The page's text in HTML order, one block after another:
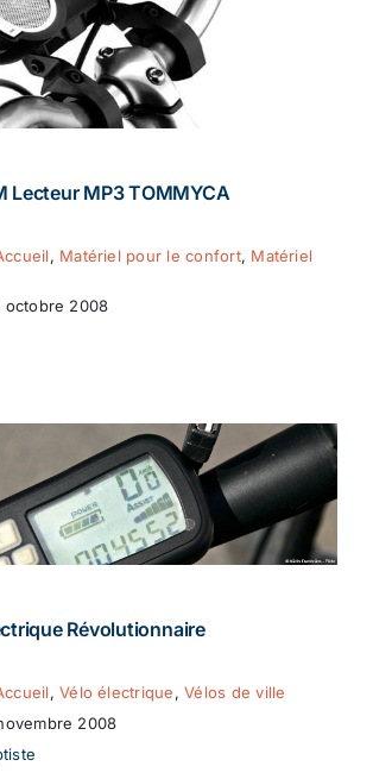
Lecteur MP3 TOMMYCA
, Matériel pour le confort, Matériel
octobre 2008
Révolutionnaire
,Vélo électrique,Vélos de ville
2008